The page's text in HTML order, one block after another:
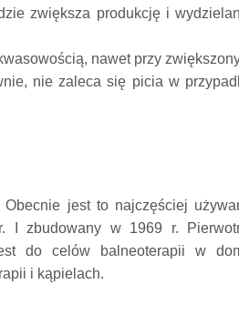
zwiększa produkcję i
nawet przy
nie zaleca się picia w
Obecnie jest to najczęściej
I zbudowany w 1969 r.
do celów balneoterapii w
i kąpielach.